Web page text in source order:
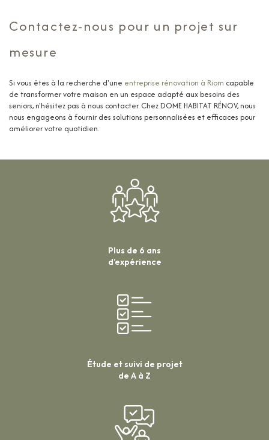
Contactez-nous pour un projet sur
mesure
Si vous êtes à la recherche d'une entreprise rénovation à Riom capable
de transformer votre maison en un espace adapté aux besoins des
seniors, n'hésitez pas à nous contacter. Chez DOME HABITAT RÉNOV, nous
nous engageons à fournir des solutions personnalisées et efficaces pour
améliorer votre quotidien.
Plus de 6 ans
d’expérience
Étude et suivi de projet
de A à Z